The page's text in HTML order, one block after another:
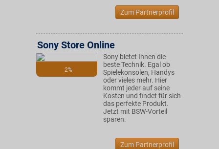
Zum Partnerprofil
2%
Sony Store Online
Sony bietet Ihnen die
beste Technik. Egal ob
Spielekonsolen, Handys
oder vieles mehr. Hier
kommt jeder auf seine
Kosten und findet für sich
das perfekte Produkt.
Jetzt mit BSW-Vorteil
sparen.
Zum Partnerprofil